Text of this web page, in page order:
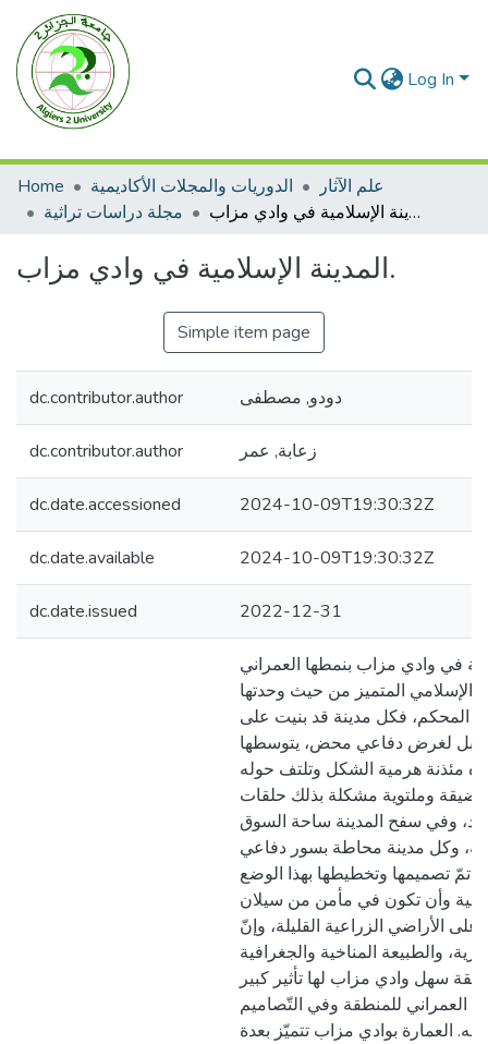
Log In
Home الدوريات والمجلات الأكاديمية
علم الآثار
مجلة دراسات تراثية
المدينة الإسلامية في وادي مزاب.
المدينة الإسلامية في وادي مزاب.
Simple item page
dc.contributor.author دودو, مصطفى
dc.contributor.author زعابة, عمر
dc.date.accessioned 2024-10-09T19:30:32Z
dc.date.available 2024-10-09T19:30:32Z
dc.date.issued 2022-12-31
في وادي مزاب بنمطها العمراني
الإسلامي المتميز من حيث وحدتها
المحكم، فكل مدينة قد بنيت على
لغرض دفاعي محض، يتوسطها
مئذنة هرمية الشكل وتلتف حوله
ضيقة وملتوية مشكلة بذلك حلقات
وفي سفح المدينة ساحة السوق
وكل مدينة محاطة بسور دفاعي
تمّ تصميمها وتخطيطها بهذا الوضع
وأن تكون في مأمن من سيلان
الأراضي الزراعية القليلة، وإنّ
والطبيعة المناخية والجغرافية
سهل وادي مزاب لها تأثير كبير
العمراني للمنطقة وفي التّصاميم
له. العمارة بوادي مزاب تتميّز بعدة